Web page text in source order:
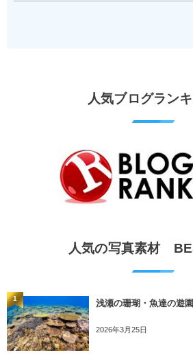
人気ブログラン
人気の写真素材
浅瀬の珊瑚・魚達の遊
2026年3月25日
1